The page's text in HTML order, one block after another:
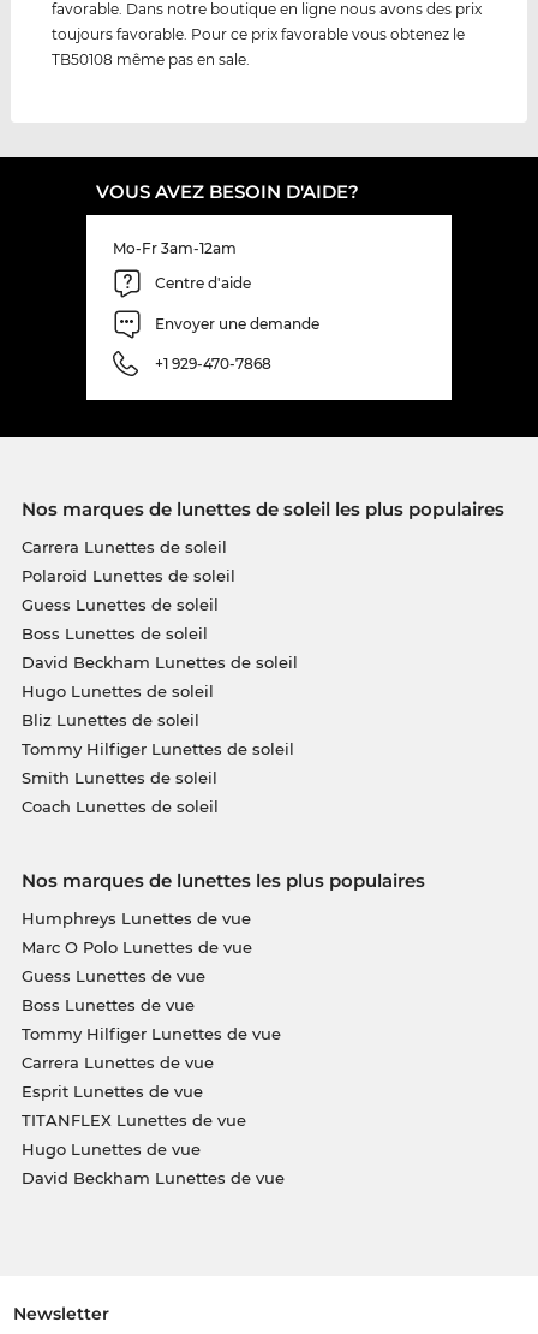
favorable. Dans notre boutique en ligne nous avons des prix
toujours favorable. Pour ce prix favorable vous obtenez le
TB50108 même pas en sale.
VOUS AVEZ BESOIN D'AIDE?
Mo-Fr 3am-12am
Centre d'aide
Envoyer une demande
+1 929-470-7868
Nos marques de lunettes de soleil les plus populaires
Carrera Lunettes de soleil
Polaroid Lunettes de soleil
Guess Lunettes de soleil
Boss Lunettes de soleil
David Beckham Lunettes de soleil
Hugo Lunettes de soleil
Bliz Lunettes de soleil
Tommy Hilfiger Lunettes de soleil
Smith Lunettes de soleil
Coach Lunettes de soleil
Nos marques de lunettes les plus populaires
Humphreys Lunettes de vue
Marc O Polo Lunettes de vue
Guess Lunettes de vue
Boss Lunettes de vue
Tommy Hilfiger Lunettes de vue
Carrera Lunettes de vue
Esprit Lunettes de vue
TITANFLEX Lunettes de vue
Hugo Lunettes de vue
David Beckham Lunettes de vue
Newsletter